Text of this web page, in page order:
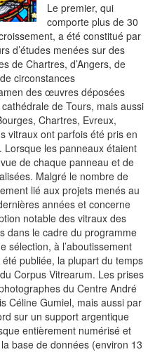
Le premier, qui
comporte plus de 30
a été constitué par
d’études menées sur des
de Chartres, d’Angers, de
circonstances
des œuvres déposées
de Tours, mais aussi
Chartres, Evreux,
vitraux ont parfois été pris en
les panneaux étaient
de chaque panneau et de
Malgré le nombre de
lié aux projets menés au
années et concerne
notable des vitraux des
dans le cadre du programme
sélection, à l’aboutissement
publiée, la plupart du temps
Corpus Vitrearum. Les prises
du Centre André
Céline Gumiel, mais aussi par
sur un support argentique
entièrement numérisé et
base de données (environ 13